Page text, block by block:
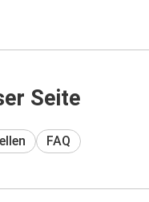
Seite
FAQ